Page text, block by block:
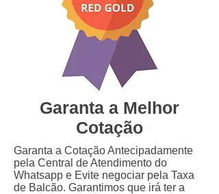
Garanta a Melhor
Cotação
Garanta a Cotação Antecipadamente
pela Central de Atendimento do
Whatsapp e Evite negociar pela Taxa
de Balcão. Garantimos que irá ter a